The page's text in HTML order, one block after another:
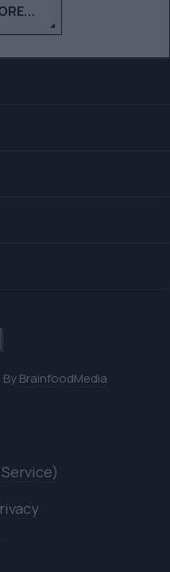
BrainfoodMedia